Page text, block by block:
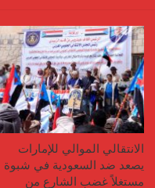
الانتقالي الموالي للإمارات
يصعد ضد السعودية في شبوة
مستغلاً غضب الشارع من